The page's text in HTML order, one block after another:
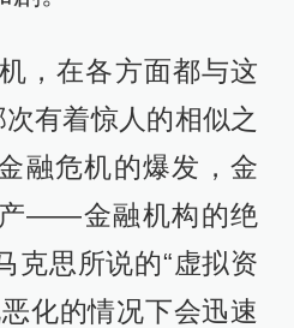
，在各方面都与这
有着惊人的相似之
融危机的爆发，金
——金融机构的绝
克思所说的“虚拟资
化的情况下会迅速